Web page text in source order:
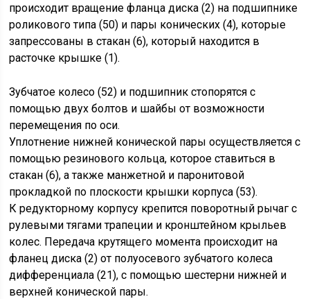
происходит вращение фланца диска (2) на подшипнике
роликового типа (50) и пары конических (4), которые
запрессованы в стакан (6), который находится в
расточке крышке (1).
Зубчатое колесо (52) и подшипник стопорятся с
помощью двух болтов и шайбы от возможности
перемещения по оси.
Уплотнение нижней конической пары осуществляется с
помощью резинового кольца, которое ставиться в
стакан (6), а также манжетной и паронитовой
прокладкой по плоскости крышки корпуса (53).
К редукторному корпусу крепится поворотный рычаг с
рулевыми тягами трапеции и кронштейном крыльев
колес. Передача крутящего момента происходит на
фланец диска (2) от полуосевого зубчатого колеса
дифференциала (21), с помощью шестерни нижней и
верхней конической пары.